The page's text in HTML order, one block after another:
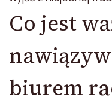
Co jest
biurem